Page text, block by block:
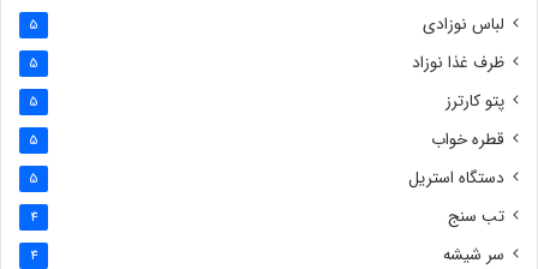
لباس نوزادی 5
ظرف غذا نوزاد 5
پتو کارترز 5
قطره خواب 5
دستگاه استریل 5
تب سنج 4
سر شیشه 4